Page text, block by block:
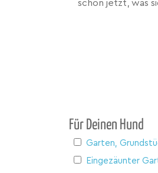
schon jetzt, was
Für Deinen Hund
Garten,
Eingezäunter